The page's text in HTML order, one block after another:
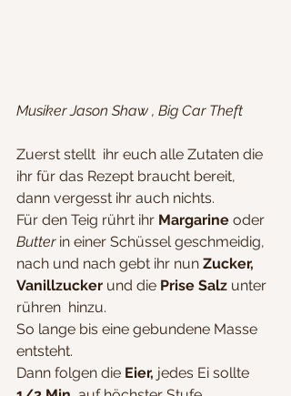
Musiker Jason Shaw , Big Car Theft
Zuerst stellt  ihr euch alle Zutaten die
ihr für das Rezept braucht bereit,
dann vergesst ihr auch nichts.
Für den Teig rührt ihr Margarine oder
Butter in einer Schüssel geschmeidig,
nach und nach gebt ihr nun Zucker,
Vanillzucker und die Prise Salz unter
rühren  hinzu.
So lange bis eine gebundene Masse
entsteht.
Dann folgen die Eier, jedes Ei sollte